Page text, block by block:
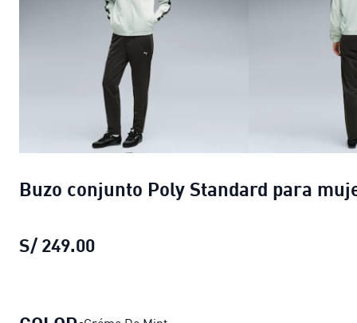
Buzo conjunto Poly Standard para
S/ 249.00